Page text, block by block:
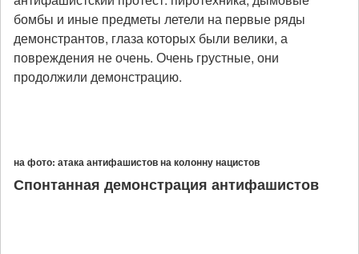
бомбы и иные предметы летели на первые ряды
демонстрантов, глаза которых были велики, а
повреждения не очень. Очень грустные, они
продолжили демонстрацию.
на фото: атака антифашистов на колонну нацистов
Спонтанная демонстрация антифашистов